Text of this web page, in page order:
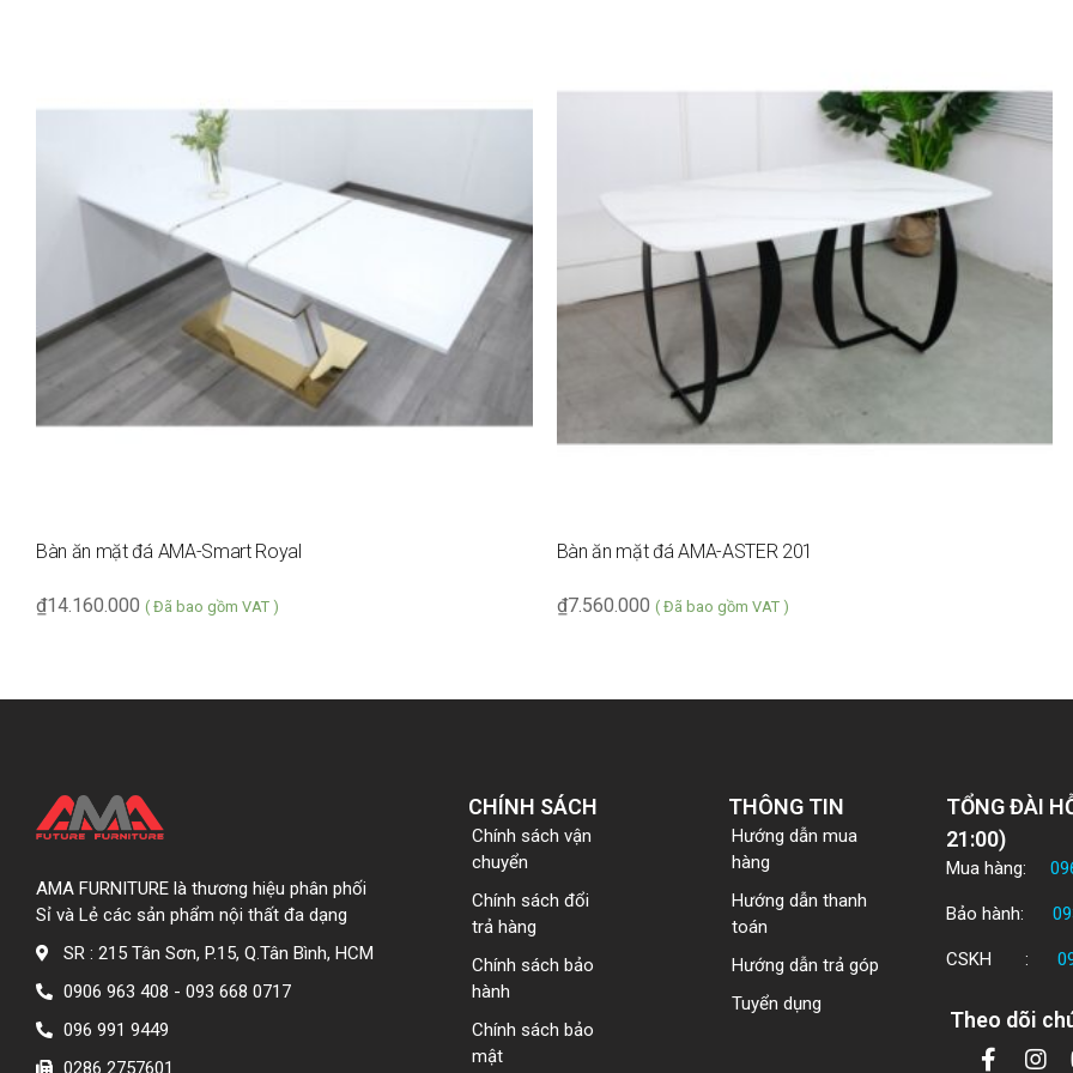
Bàn ăn mặt đá AMA-Smart Royal
14.160.000
₫ ( Đã bao gồm VAT )
Bàn ăn mặt đá AMA-ASTER 201
7.560.000
₫ ( Đã bao gồm VAT )
AMA FURNITURE là thương hiệu phân phối
Sỉ và Lẻ các sản phẩm nội thất đa dạng
SR : 215 Tân Sơn, P.15, Q.Tân Bình, HCM
0906 963 408 - 093 668 0717
096 991 9449
0286 2757601
CHÍNH SÁCH
Chính sách vận
chuyển
Chính sách đổi
trả hàng
Chính sách bảo
hành
Chính sách bảo
mật
THÔNG TIN
Hướng dẫn mua
hàng
Hướng dẫn thanh
toán
Hướng dẫn trả góp
Tuyển dụng
TỔNG ĐÀI
21:00)
Mua hàng:
Bảo hành:
CSKH :
Theo dõi